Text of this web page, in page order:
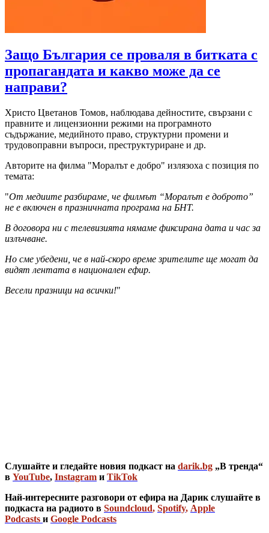
Защо България се проваля в битката с
пропагандата и какво може да се
направи?
Христо Цветанов Томов, наблюдава дейностите, свързани с
правните и лицензионни режими на програмното
съдържание, медийното право, структурни промени и
трудовоправни въпроси, преструктуриране и др.
Авторите на филма "Моралът е добро" излязоха с позиция по
темата:
"От медиите разбираме, че филмът “Моралът е доброто”
не е включен в празничната програма на БНТ.
В договора ни с телевизията нямаме фиксирана дата и час за
излъчване.
Но сме убедени, че в най-скоро време зрителите ще могат да
видят лентата в национален ефир.
Весели празници на всички!"
Слушайте и гледайте новия подкаст на darik.bg „В тренда“
в YouTube, Instagram и TikTok
Най-интересните разговори от ефира на Дарик слушайте в
подкаста на радиото в Soundcloud, Spotify, Apple
Podcasts и Google Podcasts